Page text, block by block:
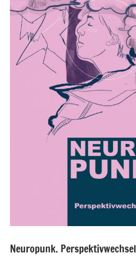
Neuropunk. Perspektivwechsel